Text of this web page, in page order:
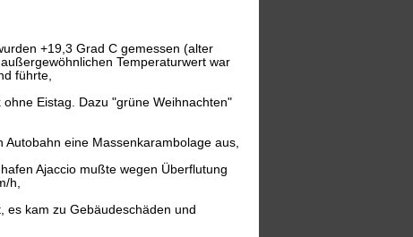
+19,3 Grad C gemessen (alter
Temperaturwert war
führte,
Eistag. Dazu "grüne Weihnachten"
eine Massenkarambolage aus,
Ajaccio mußte wegen Überflutung
h,
es kam zu Gebäudeschäden und